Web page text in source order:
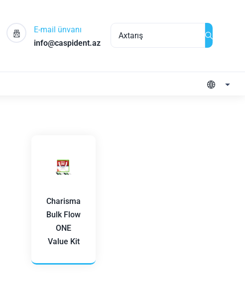
E-mail ünvanı
info@caspident.az
Charisma
Bulk Flow
ONE
Value Kit